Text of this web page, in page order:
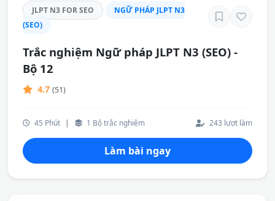
JLPT N3 FOR SEO
NGỮ PHÁP JLPT N3
(SEO)
Trắc nghiệm Ngữ pháp JLPT N3 (SEO) -
Bộ 12
4.7 (51)
45 Phút | 1 Bộ trắc nghiệm 243 lượt làm
Làm bài ngay